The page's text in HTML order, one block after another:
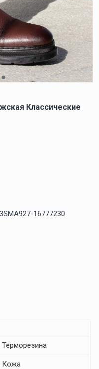
Классические
16777230
Терморезина
Кожа